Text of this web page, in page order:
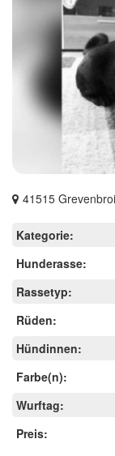
41515
Kategorie:
Hunderasse:
Rassetyp:
Rüden:
Hündinnen:
Farbe(n):
Wurftag:
Preis: